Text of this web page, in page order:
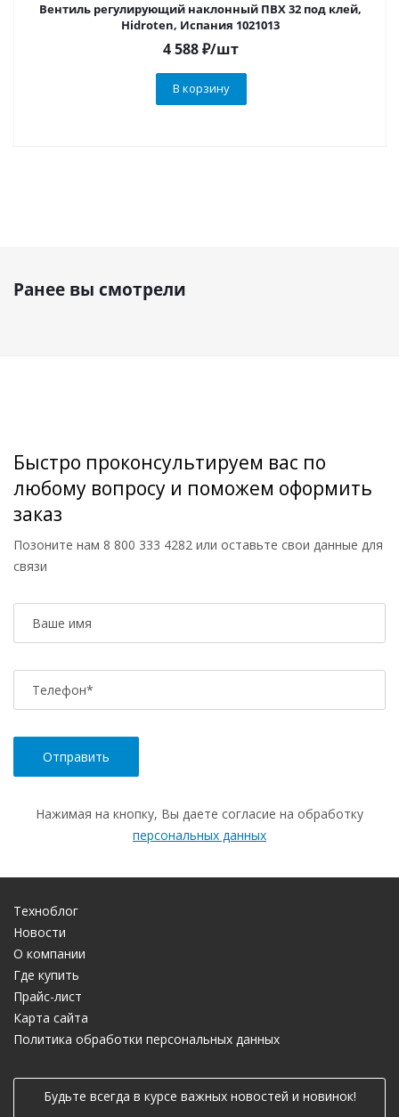
Вентиль регулирующий наклонный ПВХ 32 под клей,
Hidroten, Испания 1021013
4 588₽/шт
В корзину
Ранее вы смотрели
Быстро проконсультируем вас по
любому вопросу и поможем оформить
заказ
Позоните нам 8 800 333 4282 или оставьте свои данные для
связи
Ваше имя
Телефон*
Нажимая на кнопку, Вы даете согласие на обработку
персональных данных
Техноблог
Новости
О компании
Где купить
Прайс-лист
Карта сайта
Политика обработки персональных данных
Будьте всегда в курсе важных новостей и новинок!